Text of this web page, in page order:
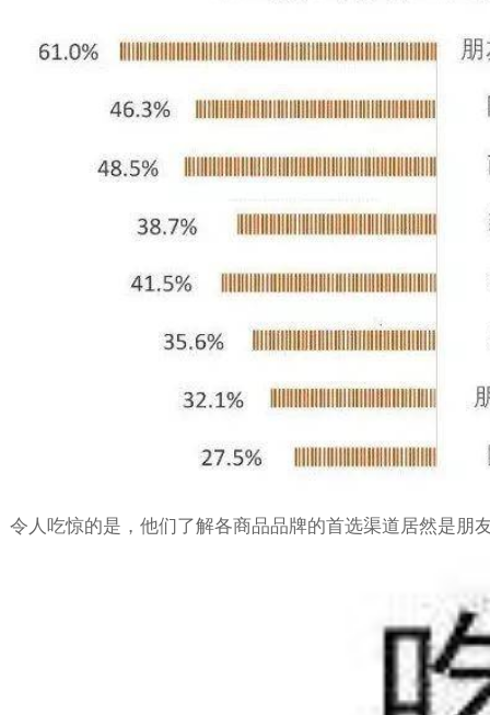
令人吃惊的是，他们了解各商品品牌的首选渠道居然是朋